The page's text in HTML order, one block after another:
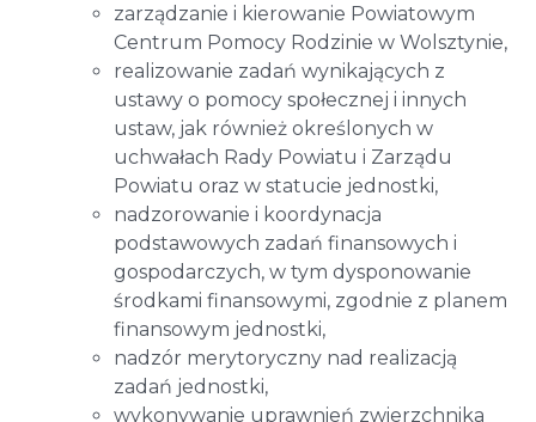
zarządzanie i kierowanie Powiatowym
Centrum Pomocy Rodzinie w Wolsztynie,
realizowanie zadań wynikających z
ustawy o pomocy społecznej i innych
ustaw, jak również określonych w
uchwałach Rady Powiatu i Zarządu
Powiatu oraz w statucie jednostki,
nadzorowanie i koordynacja
podstawowych zadań finansowych i
gospodarczych, w tym dysponowanie
środkami finansowymi, zgodnie z planem
finansowym jednostki,
nadzór merytoryczny nad realizacją
zadań jednostki,
wykonywanie uprawnień zwierzchnika